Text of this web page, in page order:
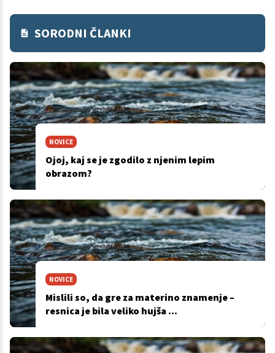
SORODNI ČLANKI
NOVICE
Ojoj, kaj se je zgodilo z njenim lepim
obrazom?
NOVICE
Mislili so, da gre za materino znamenje –
resnica je bila veliko hujša ...